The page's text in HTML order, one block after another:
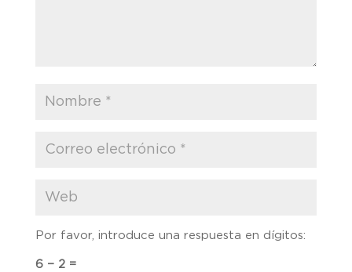
Por favor, introduce una respuesta en dígitos:
6 − 2 =